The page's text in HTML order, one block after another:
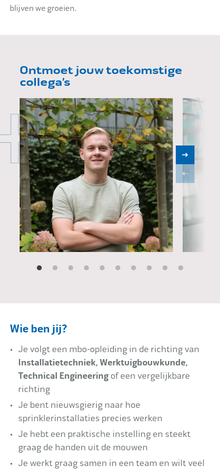
blijven we groeien.
Ontmoet jouw toekomstige
collega’s
Thomas Kemper
Wie ben jij?
Je volgt een mbo-opleiding in de richting van
Installatietechniek, Werktuigbouwkunde,
Technical Engineering of een vergelijkbare
richting
Je bent nieuwsgierig naar hoe
sprinklerinstallaties precies werken
Je hebt een praktische instelling en steekt
graag de handen uit de mouwen
Je werkt graag samen in een team en wilt veel